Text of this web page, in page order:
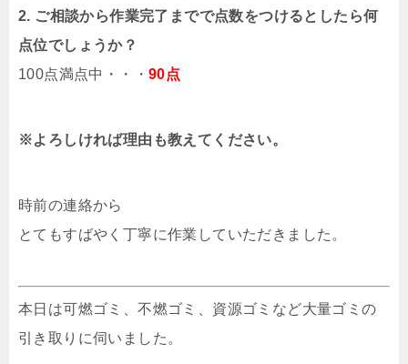
2. ご相談から作業完了までで点数をつけるとしたら何
点位でしょうか？
100点満点中・・・ 90点
※よろしければ理由も教えてください。
時前の連絡から
とてもすばやく丁寧に作業していただきました。
本日は可燃ゴミ、不燃ゴミ、資源ゴミなど大量ゴミの
引き取りに伺いました。